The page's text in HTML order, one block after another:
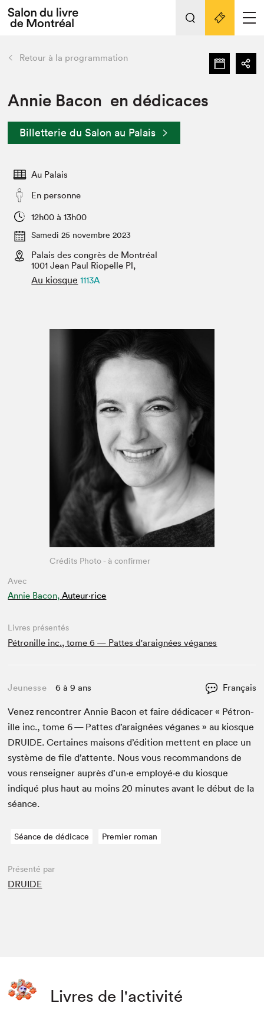
Espace exposant⋅e⋅s
Espace enseignant·e·s
Espace médias
L'événement
Préparer sa visite au Salon
Actualités
SLM PRO
retour Nos activités
Préparer sa visite
Salon dans la ville et en ligne
Projets partenaires
Liens pratiques
Retour à la programmation
Annie Bacon en dédicaces
Billetterie du Salon au Palais
Au Palais
En personne
12h00 à 13h00
Samedi 25 novembre 2023
Palais des congrès de Montréal
1001 Jean Paul Riopelle Pl,
Au kiosque 1113A
Avec
Annie Bacon, Auteur·rice
Crédits Photo - à confirmer
Livres présentés
Pétronille inc., tome 6 — Pattes d'araignées véganes
Jeunesse 6 à 9 ans Français
Venez ren­con­tr­er Annie Bacon et faire dédi­cac­er « Pétron­
ille inc., tome6— Pattes d’araignées véganes » au kiosque
DRUIDE. Cer­taines maisons d’édi­tion met­tent en place un
sys­tème de file d’at­tente. Nous vous recom­man­dons de
vous ren­seign­er auprès d’un·e employé·e du kiosque
indiqué plus haut au moins20 min­utes avant le début de la
séance.
Séance de dédicace Premier roman
Présenté par
DRUIDE
Livres de l'activité